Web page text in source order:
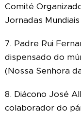
Comité
Jornadas
7. Padre Rui
dispensado do
(Nossa Senhora
8. Diácono José
colaborador do